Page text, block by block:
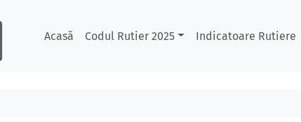
Acasă Codul Rutier 2025 Indicatoare Rutiere